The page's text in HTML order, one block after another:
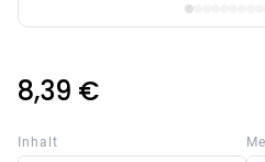
8,39 €
Inhalt